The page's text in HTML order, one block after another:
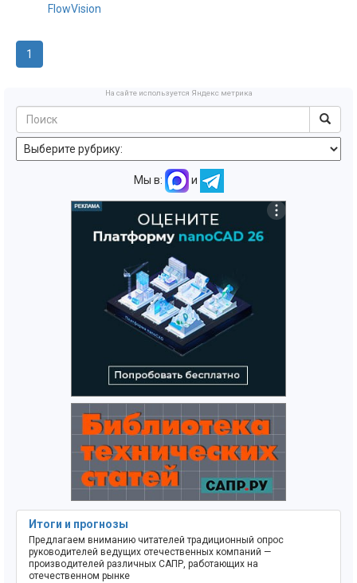
FlowVision
1
На сайте используется Яндекс метрика
Мы в: и
Итоги и прогнозы
Предлагаем вниманию читателей традиционный опрос
руководителей ведущих отечественных компаний —
производителей различных САПР, работающих на
отечественном рынке